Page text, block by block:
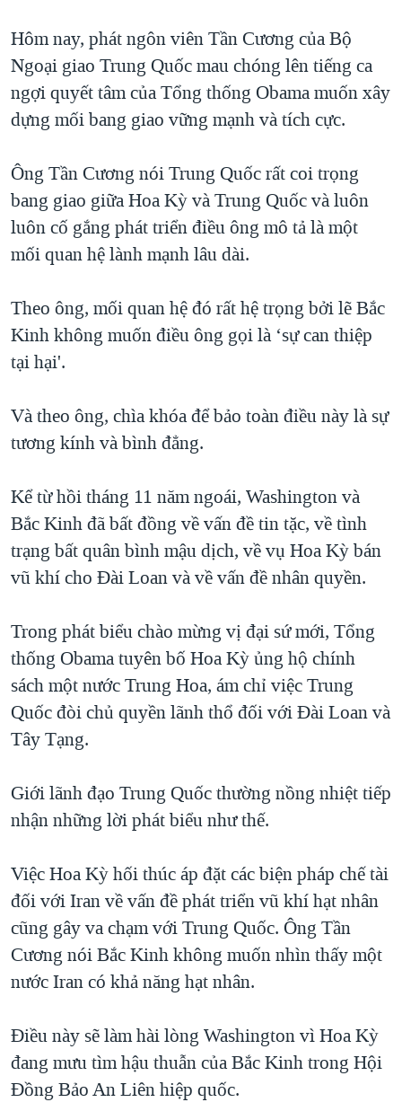
TRỊNH VĨNH BÌNH VS. CHÍNH PHỦ VIỆT NAM
NGƯ DÂN VIỆT VÀ LÀN SÓNG TRỘM HẢI SÂM
BÊN KIA QUỐC LỘ: TIẾNG VỌNG TỪ NÔNG THÔN MỸ
Hôm nay, phát ngôn viên Tần Cương của Bộ
Ngoại giao Trung Quốc mau chóng lên tiếng ca
ngợi quyết tâm của Tổng thống Obama muốn xây
dựng mối bang giao vững mạnh và tích cực.
Ông Tần Cương nói Trung Quốc rất coi trọng
bang giao giữa Hoa Kỳ và Trung Quốc và luôn
luôn cố gắng phát triển điều ông mô tả là một
mối quan hệ lành mạnh lâu dài.
Theo ông, mối quan hệ đó rất hệ trọng bởi lẽ Bắc
Kinh không muốn điều ông gọi là ‘sự can thiệp
tại hại'.
Và theo ông, chìa khóa để bảo toàn điều này là sự
tương kính và bình đẳng.
Kể từ hồi tháng 11 năm ngoái, Washington và
Bắc Kinh đã bất đồng về vấn đề tin tặc, về tình
trạng bất quân bình mậu dịch, về vụ Hoa Kỳ bán
vũ khí cho Đài Loan và về vấn đề nhân quyền.
Trong phát biểu chào mừng vị đại sứ mới, Tổng
thống Obama tuyên bố Hoa Kỳ ủng hộ chính
sách một nước Trung Hoa, ám chỉ việc Trung
Quốc đòi chủ quyền lãnh thổ đối với Đài Loan và
Tây Tạng.
Giới lãnh đạo Trung Quốc thường nồng nhiệt tiếp
nhận những lời phát biểu như thế.
Việc Hoa Kỳ hối thúc áp đặt các biện pháp chế tài
đối với Iran về vấn đề phát triển vũ khí hạt nhân
cũng gây va chạm với Trung Quốc. Ông Tần
Cương nói Bắc Kinh không muốn nhìn thấy một
nước Iran có khả năng hạt nhân.
Điều này sẽ làm hài lòng Washington vì Hoa Kỳ
đang mưu tìm hậu thuẫn của Bắc Kinh trong Hội
Đồng Bảo An Liên hiệp quốc.